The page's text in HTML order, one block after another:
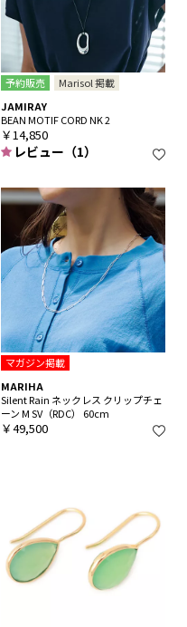
予約販売
Marisol 掲載
JAMIRAY
BEAN MOTIF CORD NK 2
￥14,850
レビュー（1）
マガジン掲載
MARIHA
Silent Rain ネックレス クリップチェ
ーン M SV（RDC） 60cm
￥49,500